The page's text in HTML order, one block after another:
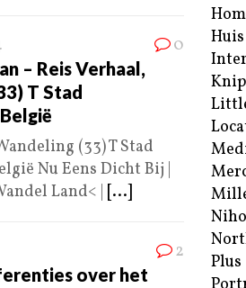
0
– Reis Verhaal,
T Stad
(33) T Stad
Nu Eens Dicht Bij |
Land< | [...]
2
over het
Plus